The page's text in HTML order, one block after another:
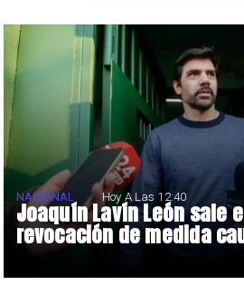
Joaquín Lavín León sale
revocación de medida
NACIONAL Hoy A Las 12:40